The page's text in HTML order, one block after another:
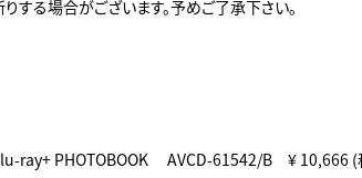
する場合がございます。予めご了承下さい。
ray+ PHOTOBOOK AVCD-61542/B ¥ 10,666 (